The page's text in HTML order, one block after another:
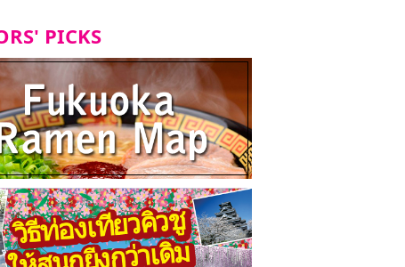
วีแกนและมังสวิรัติในเมืองฟุกุโอกะ
Daimyo - ทัวร์ชิมเมนูวีแกนและมังสวิรัติในเมืองฟุกุโอ
Orio Honsha Udon-ten / 東筑軒 折尾本社うどん店
Shokudo / 丸好食堂
PICKS